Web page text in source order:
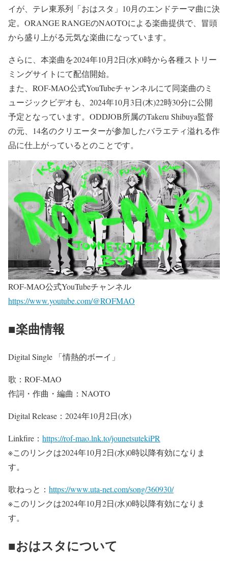
イが、テレ東系列「おはスタ」10月のエンドテーマ曲に決
定。ORANGE RANGEのNAOTOによる楽曲提供で、冒頭
から盛り上がる元気な楽曲になっています。
さらに、本楽曲を2024年10月2日(水)0時から各種ストリー
ミングサイトにて配信開始。
また、ROF-MAO公式YouTubeチャンネルにて同楽曲のミ
ュージックビデオも、2024年10月3日(木)22時30分に公開
予定となっています。ODDJOB所属のTakeru Shibuya監督
の元、14名のクリエーターが参加したバラエティ溢れる作
品に仕上がっているとのことです。
ROF-MAO公式YouTubeチャンネル
https://www.youtube.com/@ROFMAO
■楽曲情報
Digital Single 「情熱的ボーイ」
歌：ROF-MAO
作詞・作曲・編曲：NAOTO
Digital Release：2024年10月2日(水)
Linkfire： https://rof-mao.lnk.to/jounetsutekiPR
※このリンクは2024年10月2日(水)0時以降有効になりま
す。
歌ねっと： https://www.uta-net.com/song/360930/
※このリンクは2024年10月2日(水)0時以降有効になりま
す。
■おはスタについて